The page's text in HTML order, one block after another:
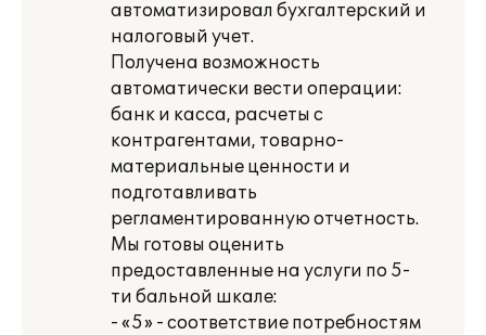
автоматизировал бухгалтерский и
налоговый учет.
Получена возможность
автоматически вести операции:
банк и касса, расчеты с
контрагентами, товарно-
материальные ценности и
подготавливать
регламентированную отчетность.
Мы готовы оценить
предоставленные на услуги по 5-
ти бальной шкале:
- «5» - соответствие потребностям